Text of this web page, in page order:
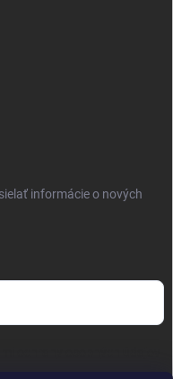
informácie o nových